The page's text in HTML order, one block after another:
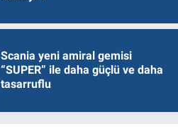
Scania yeni amiral gemisi
“SUPER” ile daha güçlü ve daha
tasarruflu